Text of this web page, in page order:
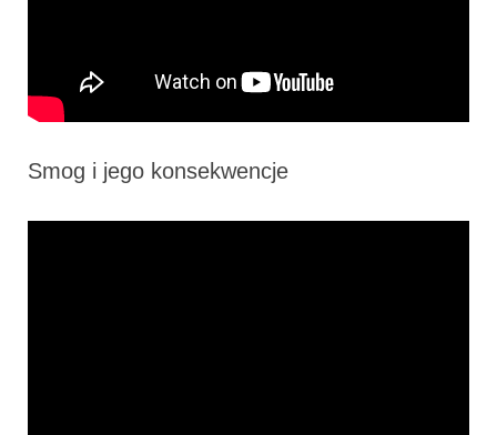
Smog i jego konsekwencje